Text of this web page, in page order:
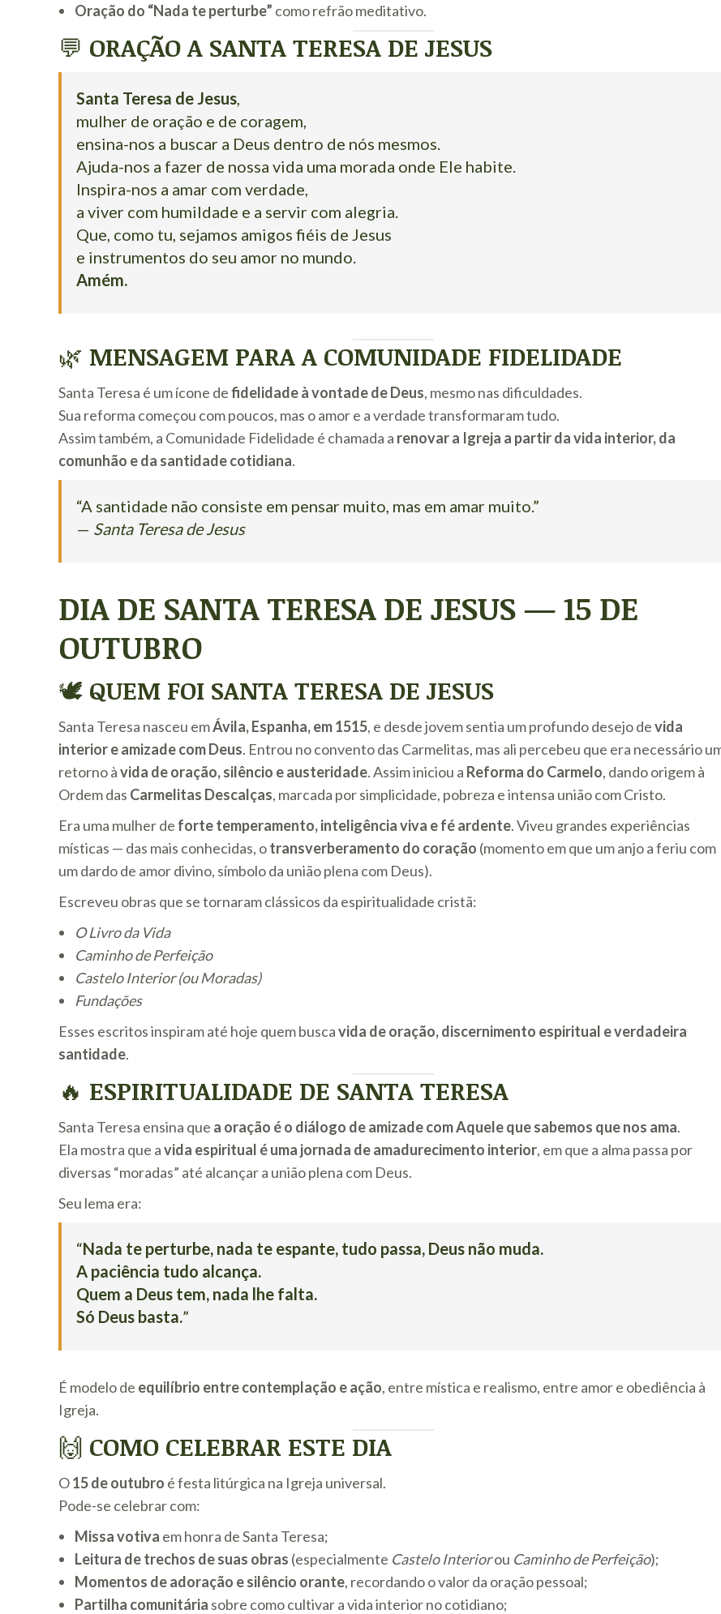
Oração do “Nada te perturbe” como refrão meditativo.
💬 ORAÇÃO A SANTA TERESA DE JESUS
Santa Teresa de Jesus
mulher de oração e de coragem,
ensina-nos a buscar a Deus dentro de nós mesmos.
Ajuda-nos a fazer de nossa vida uma morada onde Ele habite.
Inspira-nos a amar com verdade,
a viver com humildade e a servir com alegria.
Que, como tu, sejamos amigos fiéis de Jesus
e instrumentos do seu amor no mundo.
Amém.
🌿 MENSAGEM PARA A COMUNIDADE FIDELIDADE
Santa Teresa é um ícone defidelidade à vontade de Deus, mesmo nas dificuldades.
Sua reforma começou com poucos, mas o amor e a verdade transformaram tudo.
Assim também, a Comunidade Fidelidade é chamada a renovar a Igreja a partir da vida interior, da
comunhão e da santidade cotidiana.
“A santidade não consiste em pensar muito, mas em amar muito.”
— Santa Teresa de Jesus
DIA DE SANTA TERESA DE JESUS — 15 DE
OUTUBRO
🕊️ QUEM FOI SANTA TERESA DE JESUS
Santa Teresa nasceu emÁvila, Espanha, em 1515, e desde jovem sentia um profundo desejo devida
interior e amizade com Deus. Entrou no convento das Carmelitas, mas ali percebeu que era necessário
retorno àvida de oração, silêncio e austeridade. Assim iniciou a Reforma do Carmelo, dando origem à
Ordem das Carmelitas Descalças, marcada por simplicidade, pobreza e intensa união com Cristo.
Era uma mulher de forte temperamento, inteligência viva e fé ardente. Viveu grandes experiências
místicas — das mais conhecidas, otransverberamento do coração (momento em que um anjo a feriu com
um dardo de amor divino, símbolo da união plena com Deus).
Escreveu obras que se tornaram clássicos da espiritualidade cristã:
O Livro da Vida
Caminho de Perfeição
Castelo Interior (ou Moradas)
Fundações
Esses escritos inspiram até hoje quem buscavida de oração, discernimento espiritual e verdadeira
santidade.
🔥 ESPIRITUALIDADE DE SANTA TERESA
Santa Teresa ensina que a oração é o diálogo de amizade com Aquele que sabemos que nos ama.
Ela mostra que avida espiritual é uma jornada de amadurecimento interior, em que a alma passa por
diversas “moradas” até alcançar a união plena com Deus.
Seu lema era:
“Nada te perturbe, nada te espante, tudo passa, Deus não muda.
A paciência tudo alcança.
Quem a Deus tem, nada lhe falta.
Só Deus basta.”
É modelo de equilíbrio entre contemplação e ação, entre mística e realismo, entre amor e obediência à
Igreja.
🙌 COMO CELEBRAR ESTE DIA
O15 de outubro é festa litúrgica na Igreja universal.
Pode-se celebrar com:
Missa votiva em honra de Santa Teresa;
Leitura de trechos de suas obras (especialmente Castelo Interiorou Caminho de Perfeição);
Momentos de adoração e silêncio orante, recordando o valor da oração pessoal;
Partilha comunitária sobre como cultivar a vida interior no cotidiano;